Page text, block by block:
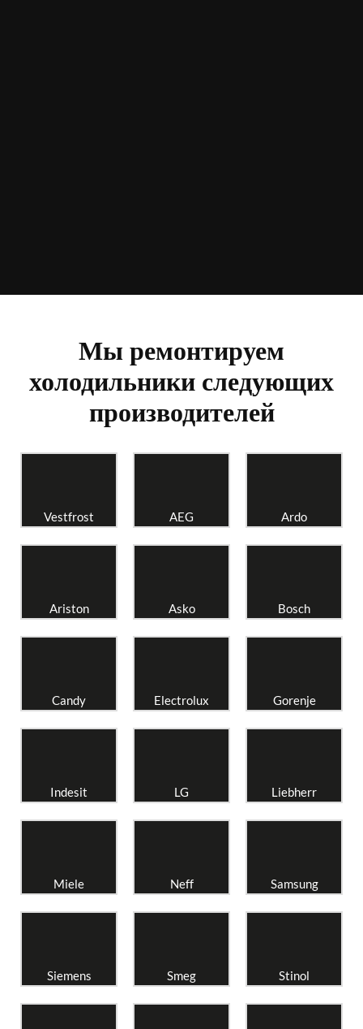
Мы ремонтируем
холодильники следующих
производителей
Vestfrost AEG Ardo
Ariston Asko Bosch
Candy Electrolux Gorenje
Indesit LG Liebherr
Miele Neff Samsung
Siemens Smeg Stinol